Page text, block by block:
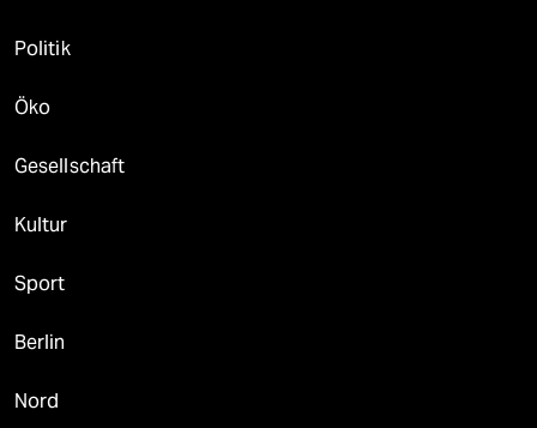
Politik
Öko
Gesellschaft
Kultur
Sport
Berlin
Nord